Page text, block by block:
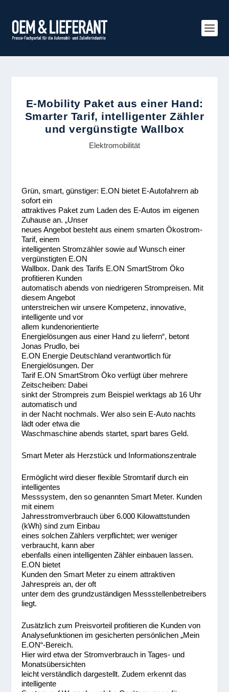
E-Mobility Paket aus einer Hand:
Smarter Tarif, intelligenter Zähler
und vergünstigte Wallbox
Elektromobilität
Grün, smart, günstiger: E.ON bietet E-Autofahrern ab
sofort ein
attraktives Paket zum Laden des E-Autos im eigenen
Zuhause an. „Unser
neues Angebot besteht aus einem smarten Ökostrom-
Tarif, einem
intelligenten Stromzähler sowie auf Wunsch einer
vergünstigten E.ON
Wallbox. Dank des Tarifs E.ON SmartStrom Öko
profitieren Kunden
automatisch abends von niedrigeren Strompreisen. Mit
diesem Angebot
unterstreichen wir unsere Kompetenz, innovative,
intelligente und vor
allem kundenorientierte
Energielösungen aus einer Hand zu liefern“, betont
Jonas Prudlo, bei
E.ON Energie Deutschland verantwortlich für
Energielösungen. Der
Tarif E.ON SmartStrom Öko verfügt über mehrere
Zeitscheiben: Dabei
sinkt der Strompreis zum Beispiel werktags ab 16 Uhr
automatisch und
in der Nacht nochmals. Wer also sein E-Auto nachts
lädt oder etwa die
Waschmaschine abends startet, spart bares Geld.
Smart Meter als Herzstück und Informationszentrale
Ermöglicht wird dieser flexible Stromtarif durch ein
intelligentes
Messsystem, den so genannten Smart Meter. Kunden
mit einem
Jahresstromverbrauch über 6.000 Kilowattstunden
(kWh) sind zum Einbau
eines solchen Zählers verpflichtet; wer weniger
verbraucht, kann aber
ebenfalls einen intelligenten Zähler einbauen lassen.
E.ON bietet
Kunden den Smart Meter zu einem attraktiven
Jahrespreis an, der oft
unter dem des grundzuständigen Messstellenbetreibers
liegt.
Zusätzlich zum Preisvorteil profitieren die Kunden von
Analysefunktionen im gesicherten persönlichen „Mein
E.ON“-Bereich.
Hier wird etwa der Stromverbrauch in Tages- und
Monatsübersichten
leicht verständlich dargestellt. Zudem erkennt das
intelligente